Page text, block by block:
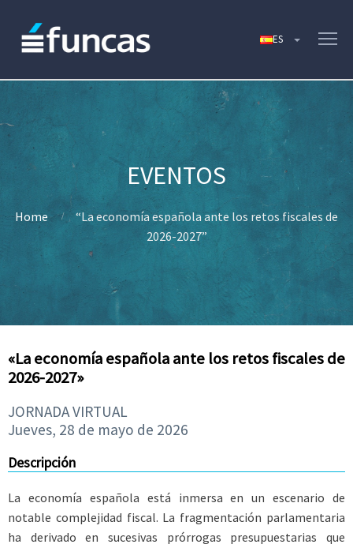
Home
“La economía española ante los retos fiscales de
2026-2027”
«La economía española ante los retos fiscales de
2026-2027»
JORNADA VIRTUAL
Jueves, 28 de mayo de 2026
Descripción
La economía española está inmersa en un escenario de
notable complejidad fiscal. La fragmentación parlamentaria
ha derivado en sucesivas prórrogas presupuestarias que